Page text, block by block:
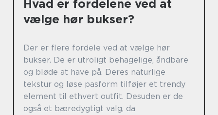
Hvad er fordelene ved at
vælge hør bukser?
Der er flere fordele ved at vælge hør
bukser. De er utroligt behagelige, åndbare
og bløde at have på. Deres naturlige
tekstur og løse pasform tilføjer et trendy
element til ethvert outfit. Desuden er de
også et bæredygtigt valg, da